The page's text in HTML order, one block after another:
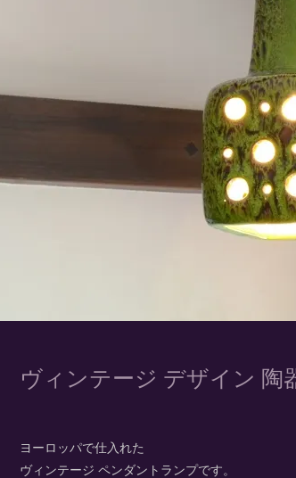
ヴィンテージ デザイン 陶
ヨーロッパで仕入れた
ヴィンテージ ペンダントランプです。